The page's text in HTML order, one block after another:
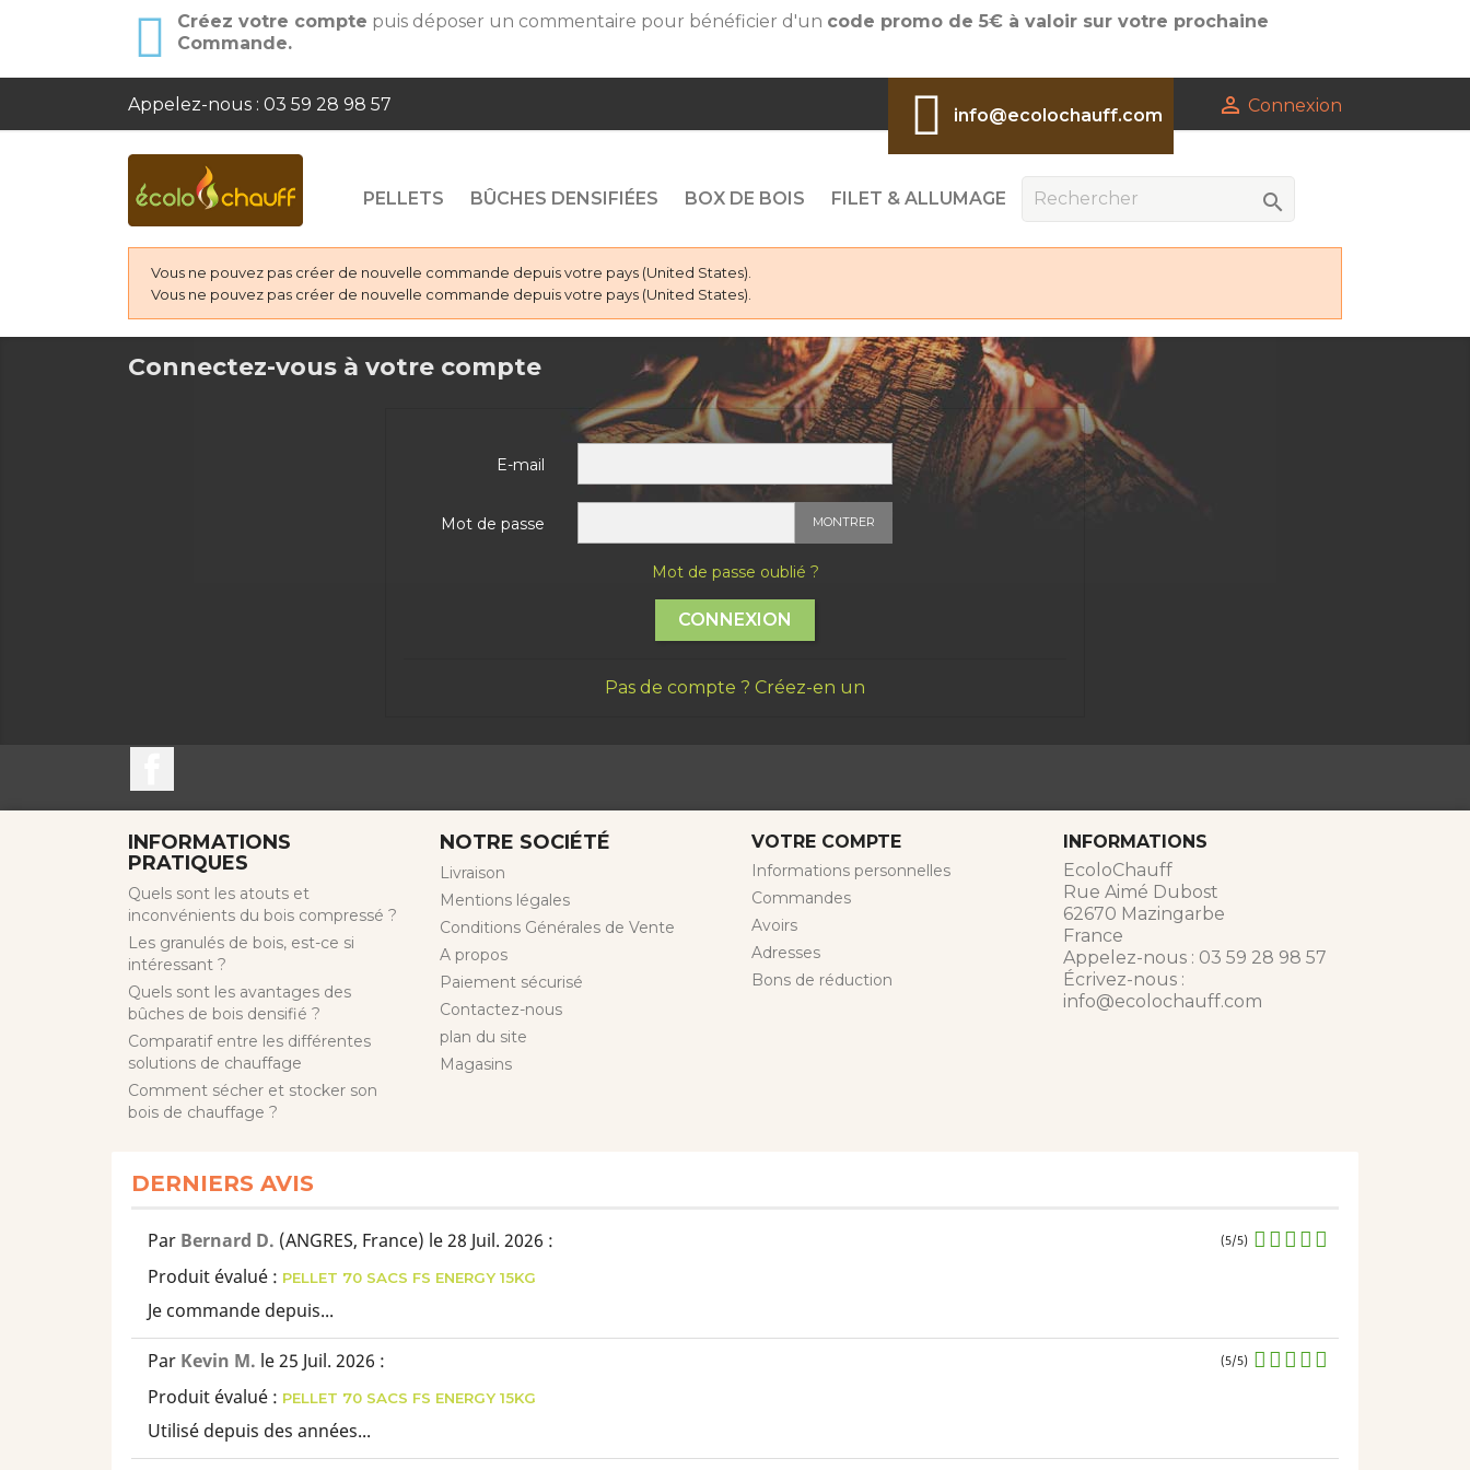
Créez votre compte puis déposer un commentaire pour bénéficier d'un code promo de 5€ à valoir sur votre prochaine
Commande.
Appelez-nous : 03 59 28 98 57
info@ecolochauff.com  Connexion
PELLETS BÛCHES DENSIFIÉES BOX DE BOIS FILET & ALLUMAGE 
Vous ne pouvez pas créer de nouvelle commande depuis votre pays (United States).
Vous ne pouvez pas créer de nouvelle commande depuis votre pays (United States).
Connectez-vous à votre compte
E-mail
Mot de passe MONTRER
Mot de passe oublié ?
CONNEXION
Pas de compte ? Créez-en un
INFORMATIONS
PRATIQUES
Quels sont les atouts et
inconvénients du bois compressé ?
Les granulés de bois, est-ce si
intéressant ?
Quels sont les avantages des
bûches de bois densifié ?
Comparatif entre les différentes
solutions de chauffage
Comment sécher et stocker son
bois de chauffage ?
NOTRE SOCIÉTÉ
Livraison
Mentions légales
Conditions Générales de Vente
A propos
Paiement sécurisé
Contactez-nous
plan du site
Magasins
VOTRE COMPTE
Informations personnelles
Commandes
Avoirs
Adresses
Bons de réduction
INFORMATIONS
EcoloChauff
Rue Aimé Dubost
62670 Mazingarbe
France
Appelez-nous : 03 59 28 98 57
Écrivez-nous :
info@ecolochauff.com
DERNIERS AVIS
Par Bernard D. (ANGRES, France) le 28 Juil. 2026 : (5/5)
Produit évalué : PELLET 70 SACS FS ENERGY 15KG
Je commande depuis...
Par Kevin M. le 25 Juil. 2026 : (5/5)
Produit évalué : PELLET 70 SACS FS ENERGY 15KG
Utilisé depuis des années...